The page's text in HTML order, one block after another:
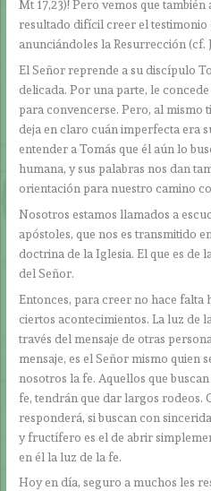
Mt 17,23)! Pero vemos que
resultado difícil creer el testimonio
anunciándoles la Resurrección (cf.
El Señor reprende a su discípulo
delicada. Por una parte, le
para convencerse. Pero, al mismo
deja en claro cuán imperfecta era
entender a Tomás que él aún lo
humana, y sus palabras nos dan
orientación para nuestro camino
Nosotros estamos llamados a
apóstoles, que nos es transmitido
doctrina de la Iglesia. El que es de
del Señor.
Entonces, para creer no hace falta
ciertos acontecimientos. La luz de
través del mensaje de otras
mensaje, es el Señor mismo quien
nosotros la fe. Aquellos que
fe, tendrán que dar largos rodeos.
responderá, si buscan con
y fructífero es el de abrir
en él la luz de la fe.
Hoy en día, seguro a muchos les